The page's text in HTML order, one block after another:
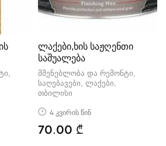
ლაქები,ხის საჟღენთი
საშუალება
მშენებლობა და რემონტი,
საღებავები, ლაქები
თბილისი
4 კვირის წინ
70.00 ₾